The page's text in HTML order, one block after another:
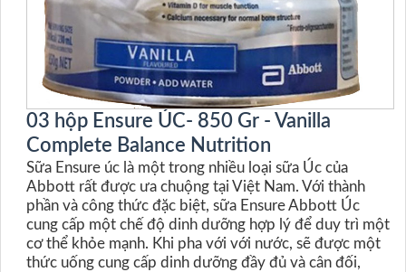
03 hộp Ensure ÚC- 850 Gr - Vanilla
Complete Balance Nutrition
Sữa Ensure úc là một trong nhiều loại sữa Úc của
Abbott rất được ưa chuộng tại Việt Nam. Với thành
phần và công thức đặc biệt, sữa Ensure Abbott Úc
cung cấp một chế độ dinh dưỡng hợp lý để duy trì một
cơ thể khỏe mạnh. Khi pha với với nước, sẽ được một
thức uống cung cấp dinh dưỡng đầy đủ và cân đối,